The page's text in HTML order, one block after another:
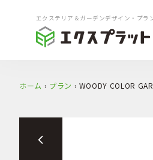
エクステリア＆ガーデンデザイン・プラ
ホーム › プラン › WOODY COLOR